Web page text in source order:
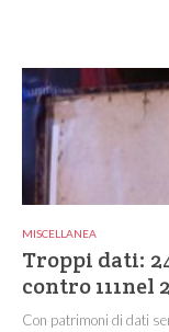
MISCELLANEA
Troppi dati:
contro 111nel
Con patrimoni di dati